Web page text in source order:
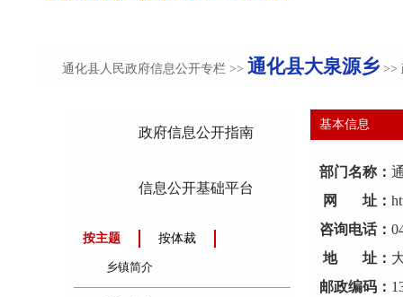
通化县人民政府信息公开专栏 >> 通化县大泉源乡>>
基本信息
部门名称：
网 址：
咨询电话：
地 址：
邮政编码：
政府信息公开指南
信息公开基础平台
按主题 按体裁
乡镇简介